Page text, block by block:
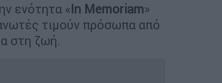
ενότητα «In Memoriam»
τιμούν πρόσωπα από
στη ζωή.